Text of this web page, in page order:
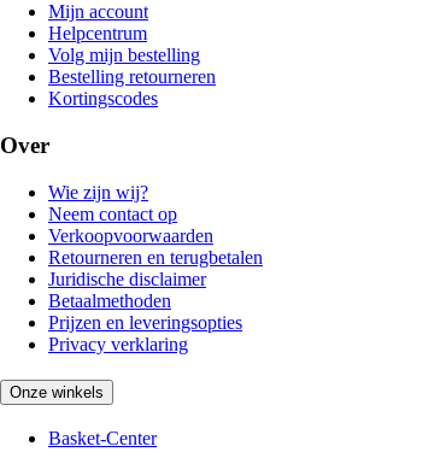
Mijn account
Helpcentrum
Volg mijn bestelling
Bestelling retourneren
Kortingscodes
Over
Wie zijn wij?
Neem contact op
Verkoopvoorwaarden
Retourneren en terugbetalen
Juridische disclaimer
Betaalmethoden
Prijzen en leveringsopties
Privacy verklaring
Onze winkels
Basket-Center